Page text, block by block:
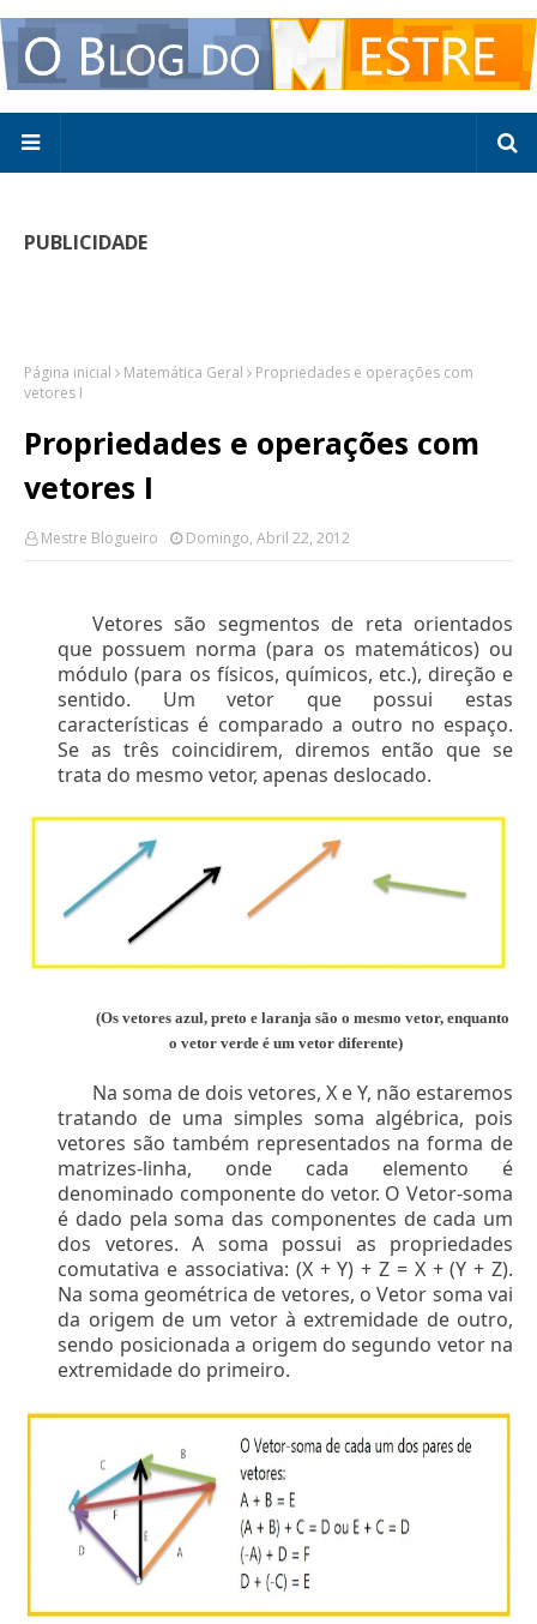
PUBLICIDADE
Página inicial Matemática Geral
Propriedades e operações com
vetores I
Propriedades e operações com
vetores I
Mestre Blogueiro Domingo, Abril 22, 2012
Vetores são segmentos de reta orientados
que possuem norma (para os matemáticos) ou
módulo (para os físicos, químicos, etc.), direção e
sentido. Um vetor que possui estas
características é comparado a outro no espaço.
Se as três coincidirem, diremos então que se
trata do mesmo vetor, apenas deslocado.
(Os vetores azul, preto e laranja são o mesmo vetor, enquanto
o vetor verde é um vetor diferente)
Na soma de dois vetores, X e Y, não estaremos
tratando de uma simples soma algébrica, pois
vetores são também representados na forma de
matrizes-linha, onde cada elemento é
denominado componente do vetor. O Vetor-soma
é dado pela soma das componentes de cada um
dos vetores. A soma possui as propriedades
comutativa e associativa: (X + Y) + Z = X + (Y + Z).
Na soma geométrica de vetores, o Vetor soma vai
da origem de um vetor à extremidade de outro,
sendo posicionada a origem do segundo vetor na
extremidade do primeiro.